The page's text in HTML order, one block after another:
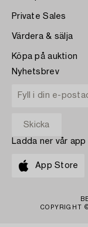
Private Sales
Värdera & sälja
Köpa på auktion
Nyhetsbrev
Ladda ner vår app
App Store
COPYRIGHT